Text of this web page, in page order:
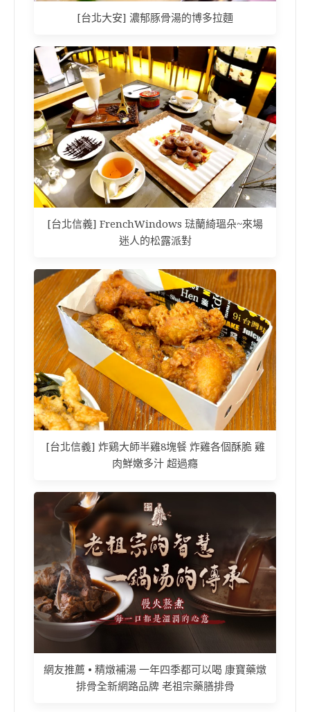
[台北大安] 濃郁豚骨湯的博多拉麵
[台北信義] FrenchWindows 琺蘭綺瑥朵~來場
迷人的松露派對
[台北信義] 炸鷄大師半雞8塊餐 炸雞各個酥脆 雞
肉鮮嫩多汁 超過癮
網友推薦 • 精燉補湯 一年四季都可以喝 康寶藥燉
排骨全新網路品牌 老祖宗藥膳排骨